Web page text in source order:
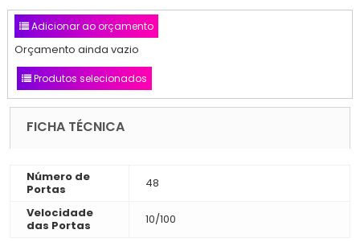
Adicionar ao orçamento
Orçamento ainda vazio
Produtos selecionados
FICHA TÉCNICA
Número de
Portas
48
Velocidade
das Portas
10/100